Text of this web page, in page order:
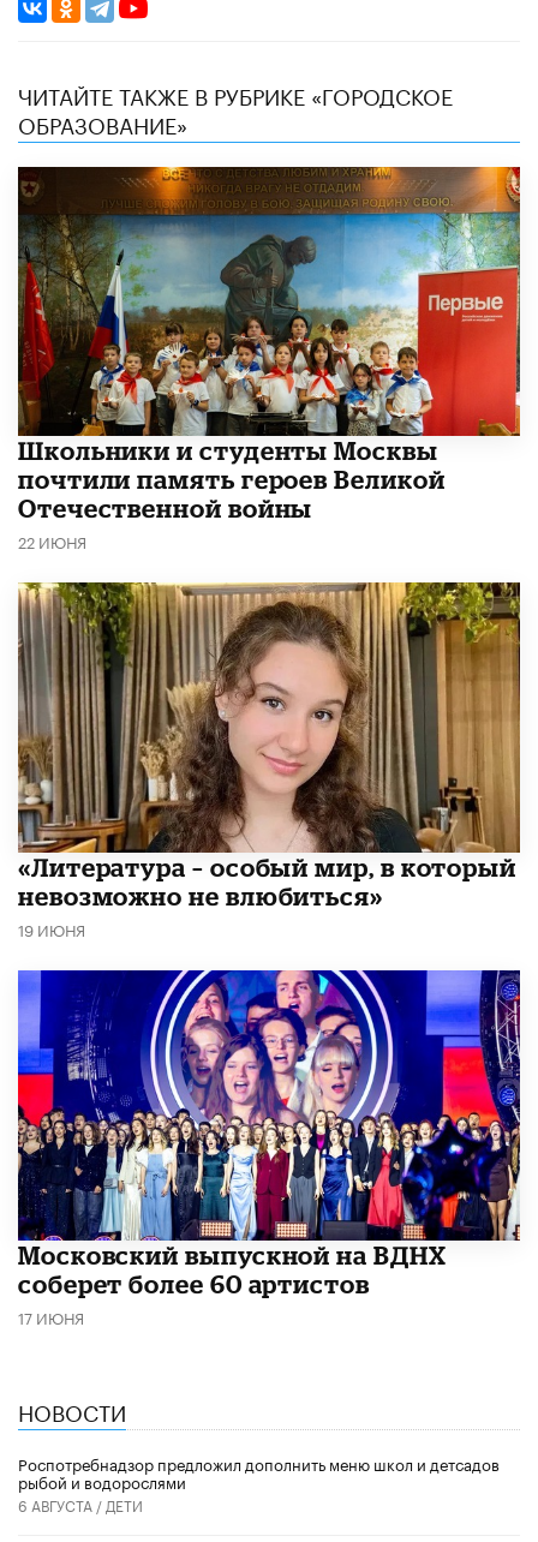
ЧИТАЙТЕ ТАКЖЕ В РУБРИКЕ «ГОРОДСКОЕ
ОБРАЗОВАНИЕ»
Школьники и студенты Москвы
почтили память героев Великой
Отечественной войны
22 ИЮНЯ
​«Литература – особый мир, в который
невозможно не влюбиться»
19 ИЮНЯ
Московский выпускной на ВДНХ
соберет более 60 артистов
17 ИЮНЯ
НОВОСТИ
Роспотребнадзор предложил дополнить меню школ и детсадов
рыбой и водорослями
6 АВГУСТА / ДЕТИ